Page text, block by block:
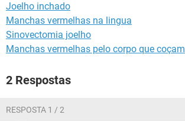
Joelho inchado
Manchas vermelhas na lingua
Sinovectomia joelho
Manchas vermelhas pelo corpo que coçam
2 Respostas
RESPOSTA 1 / 2